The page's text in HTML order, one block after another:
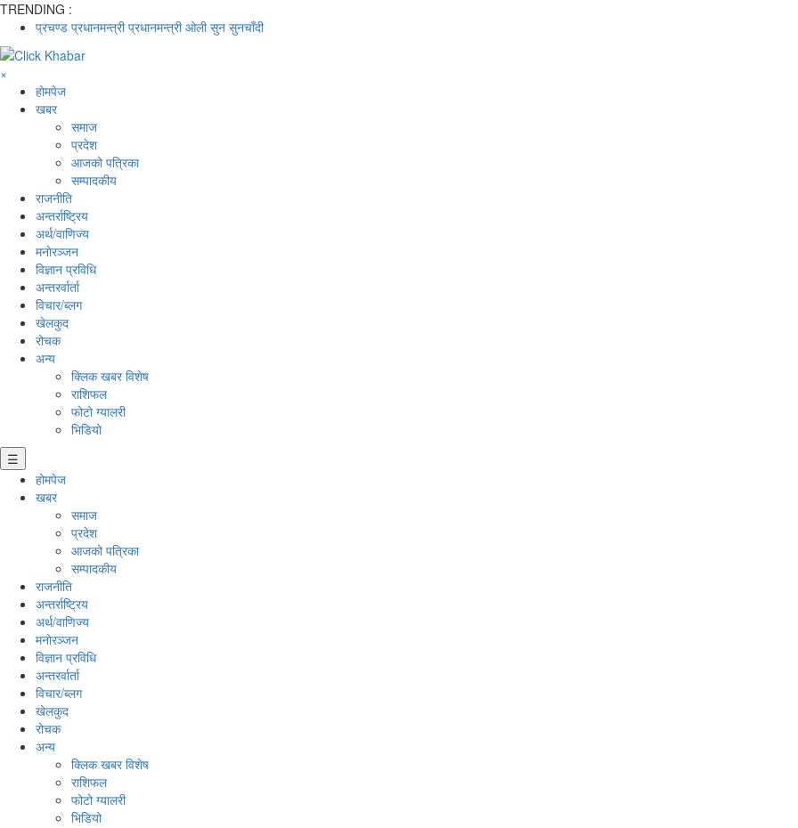
TRENDING :
प्रचण्ड प्रधानमन्त्री प्रधानमन्त्री ओली सुन सुनचाँदी
×
होमपेज
खबर
समाज
प्रदेश
आजको पत्रिका
सम्पादकीय
राजनीति
अन्तर्राष्ट्रिय
अर्थ/वाणिज्य
मनाेरञ्जन
विज्ञान प्रविधि
अन्तरर्वार्ता
विचार/ब्लग
खेलकुद
रोचक
अन्य
क्लिक खबर विशेष
राशिफल
फोटो ग्यालरी
भिडियो
☰
होमपेज
खबर
समाज
प्रदेश
आजको पत्रिका
सम्पादकीय
राजनीति
अन्तर्राष्ट्रिय
अर्थ/वाणिज्य
मनाेरञ्जन
विज्ञान प्रविधि
अन्तरर्वार्ता
विचार/ब्लग
खेलकुद
रोचक
अन्य
क्लिक खबर विशेष
राशिफल
फोटो ग्यालरी
भिडियो